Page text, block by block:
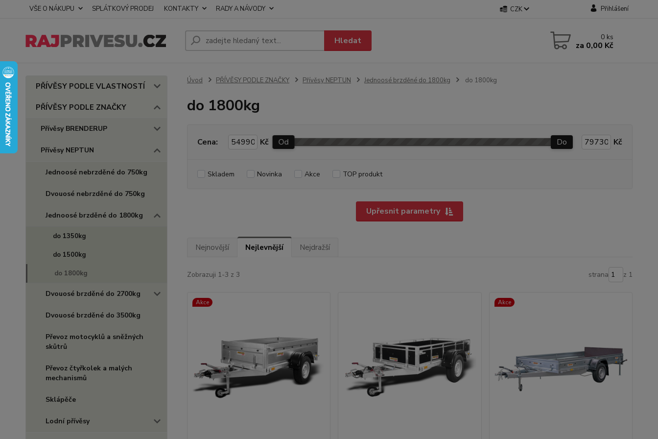
VŠE O NÁKUPU SPLÁTKOVÝ PRODEJ KONTAKTY RADY A NÁVODY CZK Přihlášení
Hledat 0 ks
za 0,00 Kč
PŘÍVĚSY PODLE VLASTNOSTÍ
PŘÍVĚSY PODLE ZNAČKY
Přívěsy BRENDERUP
Přívěsy NEPTUN
Jednoosé nebrzděné do 750kg
Dvouosé nebrzděné do 750kg
Jednoosé brzděné do 1800kg
do 1350kg
do 1500kg
do 1800kg
Dvouosé brzděné do 2700kg
Dvouosé brzděné do 3500kg
Převoz motocyklů a sněžných
skůtrů
Převoz čtyřkolek a malých
mechanismů
Sklápěče
Lodní přívěsy
Úvod PŘÍVĚSY PODLE ZNAČKY Přívěsy NEPTUN Jednoosé brzděné do 1800kg do 1800kg
do 1800kg
Upřesnit parametry
Cena: Kč Od Do Kč
Skladem Novinka Akce TOP produkt
Nejnovější Nejlevnější Nejdražší
Zobrazuji 1-3 z 3 strana z 1
Akce Akce